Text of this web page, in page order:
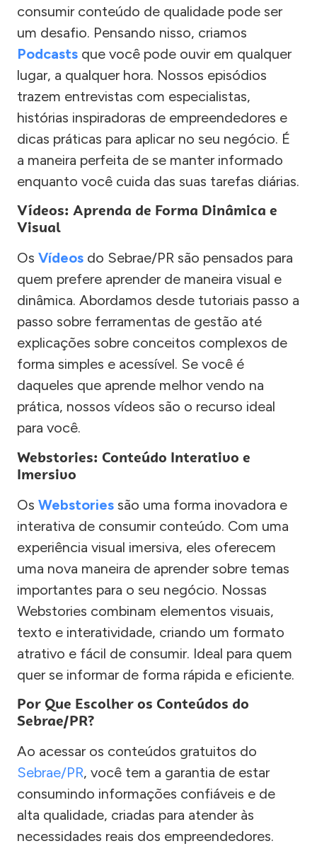
consumir conteúdo de qualidade pode ser
um desafio. Pensando nisso, criamos
Podcasts que você pode ouvir em qualquer
lugar, a qualquer hora. Nossos episódios
trazem entrevistas com especialistas,
histórias inspiradoras de empreendedores e
dicas práticas para aplicar no seu negócio. É
a maneira perfeita de se manter informado
enquanto você cuida das suas tarefas diárias.
Vídeos: Aprenda de Forma Dinâmica e
Visual
Os Vídeos do Sebrae/PR são pensados para
quem prefere aprender de maneira visual e
dinâmica. Abordamos desde tutoriais passo a
passo sobre ferramentas de gestão até
explicações sobre conceitos complexos de
forma simples e acessível. Se você é
daqueles que aprende melhor vendo na
prática, nossos vídeos são o recurso ideal
para você.
Webstories: Conteúdo Interativo e
Imersivo
Os Webstories são uma forma inovadora e
interativa de consumir conteúdo. Com uma
experiência visual imersiva, eles oferecem
uma nova maneira de aprender sobre temas
importantes para o seu negócio. Nossas
Webstories combinam elementos visuais,
texto e interatividade, criando um formato
atrativo e fácil de consumir. Ideal para quem
quer se informar de forma rápida e eficiente.
Por Que Escolher os Conteúdos do
Sebrae/PR?
Ao acessar os conteúdos gratuitos do
Sebrae/PR, você tem a garantia de estar
consumindo informações confiáveis e de
alta qualidade, criadas para atender às
necessidades reais dos empreendedores.